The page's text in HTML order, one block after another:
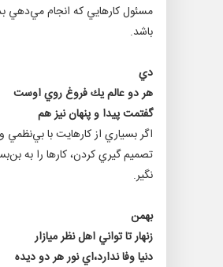
مسئول كارهايي كه انجام مي‌دهي
باشد.
دي
هر دو عالم يك فروغ روي اوست
گفتمت پيدا و پنهان نيز هم
اگر بسياري از كارهايت با
تصميم گيري كردن، كارها را به
نگير.
بهمن
زنهار تا تواني اهل نظر ميازار
دنيا وفا ندارد،‌اي نور هر دو ديده